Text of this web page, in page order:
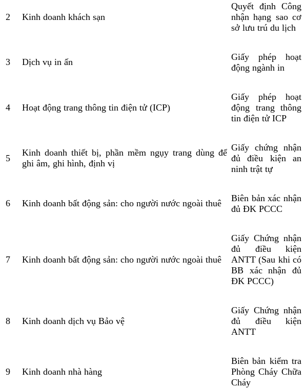
2 Kinh doanh khách sạn
Quyết định Công
nhận hạng sao cơ
sở lưu trú du lịch
3 Dịch vụ in ấn
Giấy phép hoạt
động ngành in
4 Hoạt động trang thông tin điện tử (ICP)
Giấy phép hoạt
động trang thông
tin điện tử ICP
5
Kinh doanh thiết bị, phần mềm ngụy trang dùng để
ghi âm, ghi hình, định vị
Giấy chứng nhận
đủ điều kiện an
ninh trật tự
6 Kinh doanh bất động sản: cho người nước ngoài thuê
Biên bản xác nhận
đủ ĐK PCCC
7 Kinh doanh bất động sản: cho người nước ngoài thuê
Giấy Chứng nhận
đủ điều kiện
ANTT (Sau khi có
BB xác nhận đủ
ĐK PCCC)
8 Kinh doanh dịch vụ Bảo vệ
Giấy Chứng nhận
đủ điều kiện
ANTT
9 Kinh doanh nhà hàng
Biên bản kiểm tra
Phòng Cháy Chữa
Cháy